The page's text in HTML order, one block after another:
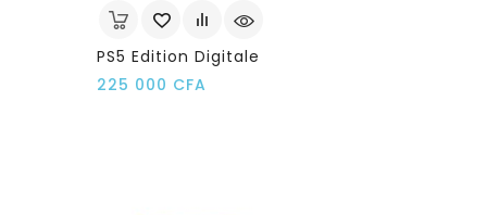
PS5 Edition Digitale
225 000 CFA